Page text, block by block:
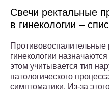
Свечи ректальные
в гинекологии –
Противовоспалительные
гинекологии
этом учитывается тип
патологического
симптоматики. Из-за